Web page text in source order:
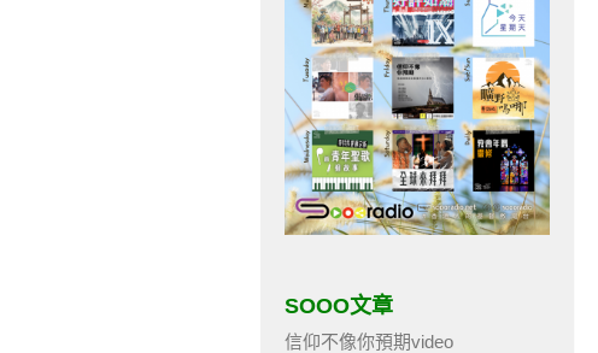
SOOO文章
信仰不像你預期video